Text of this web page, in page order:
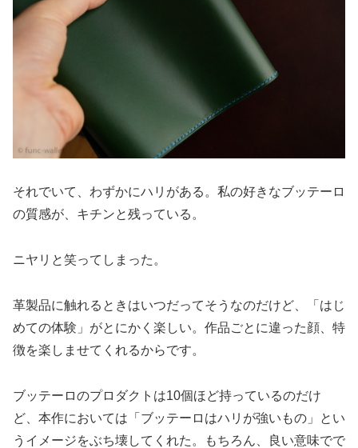
それでいて、わずかにハリがある。私の好きなブッテーロ
の質感が、キチンと残っている。
ニヤリと笑ってしまった。
革製品に触れるときはいつだってそうなのだけど、「はじ
めての体験」がとにかく楽しい。作品ごとに違った顔、特
徴を楽しませてくれるからです。
ブッテーロのプロダクトは10個ほど持っているのだけ
ど、本作においては「ブッテーロはハリが強いもの」とい
うイメージをぶち壊してくれた。もちろん、良い意味でで